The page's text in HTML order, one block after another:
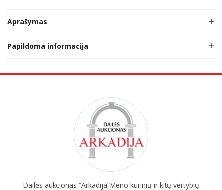
Aprašymas
Papildoma informacija
Dailės aukcionas “Arkadija”Meno kūrinių ir kitų vertybių